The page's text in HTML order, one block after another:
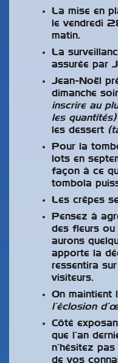
La mise en
le vendredi
matin.
La
assurée par
Jean-Noël
dimanche soir
inscrire au
les quantités)
les dessert
Pour la
lots en
façon à ce
tombola
Les crêpes
Pensez à
des fleurs ou
aurons
apporte la
ressentira
visiteurs.
On maintient
l’éclosion
Côté
que l’an
n’hésitez
de vos